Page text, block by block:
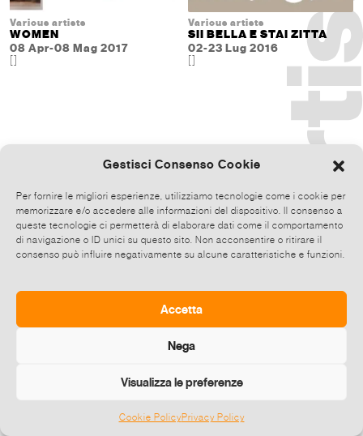
Gestisci Consenso Cookie
Per fornire le migliori esperienze, utilizziamo tecnologie come i cookie per
memorizzare e/o accedere alle informazioni del dispositivo. Il consenso a
queste tecnologie ci permetterà di elaborare dati come il comportamento
di navigazione o ID unici su questo sito. Non acconsentire o ritirare il
consenso può influire negativamente su alcune caratteristiche e funzioni.
Accetta
Nega
Visualizza le preferenze
Cookie PolicyPrivacy Policy
Various artists
WOMEN
08 Apr-08 Mag 2017
[]
Various artists
SII BELLA E STAI ZITTA
02-23 Lug 2016
[]
©2026 E-zine